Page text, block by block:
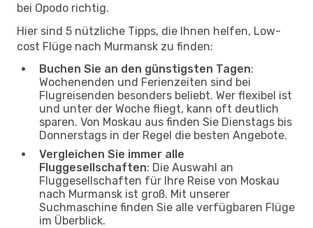
bei Opodo richtig.
Hier sind 5 nützliche Tipps, die Ihnen helfen, Low-
cost Flüge nach Murmansk zu finden:
Buchen Sie an den günstigsten Tagen:
Wochenenden und Ferienzeiten sind bei
Flugreisenden besonders beliebt. Wer flexibel ist
und unter der Woche fliegt, kann oft deutlich
sparen. Von Moskau aus finden Sie Dienstags bis
Donnerstags in der Regel die besten Angebote.
Vergleichen Sie immer alle
Fluggesellschaften: Die Auswahl an
Fluggesellschaften für Ihre Reise von Moskau
nach Murmansk ist groß. Mit unserer
Suchmaschine finden Sie alle verfügbaren Flüge
im Überblick.